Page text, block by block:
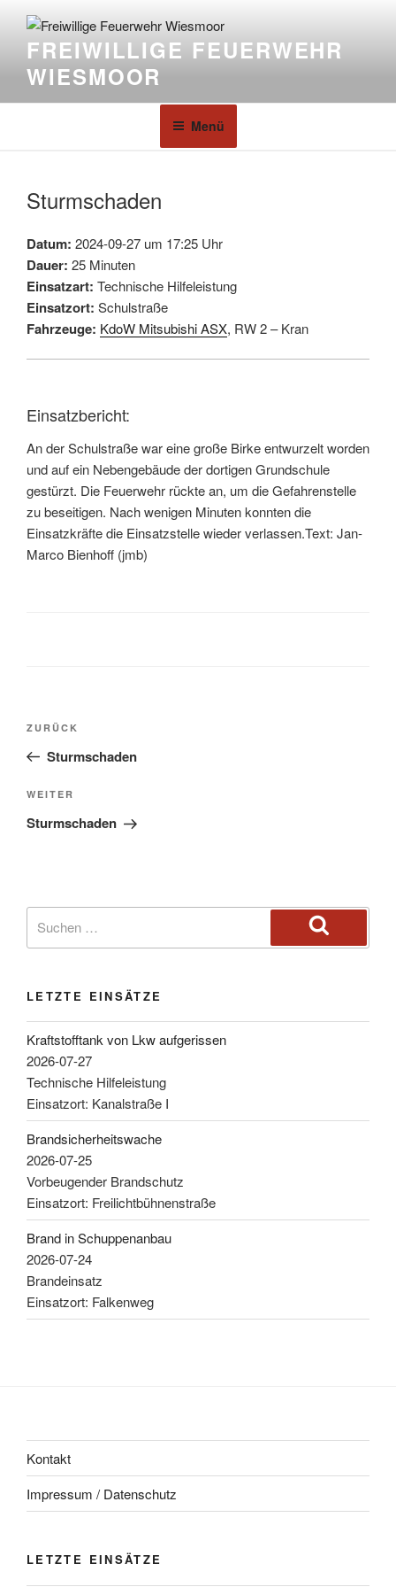
FREIWILLIGE FEUERWEHR
WIESMOOR
Menü
Sturmschaden
Datum: 2024-09-27 um 17:25 Uhr
Dauer: 25 Minuten
Einsatzart: Technische Hilfeleistung
Einsatzort: Schulstraße
Fahrzeuge: KdoW Mitsubishi ASX, RW 2 – Kran
Einsatzbericht:
An der Schulstraße war eine große Birke entwurzelt worden
und auf ein Nebengebäude der dortigen Grundschule
gestürzt. Die Feuerwehr rückte an, um die Gefahrenstelle
zu beseitigen. Nach wenigen Minuten konnten die
Einsatzkräfte die Einsatzstelle wieder verlassen.Text: Jan-
Marco Bienhoff (jmb)
ZURÜCK
Sturmschaden
WEITER
Sturmschaden
LETZTE EINSÄTZE
Kraftstofftank von Lkw aufgerissen
2026-07-27
Technische Hilfeleistung
Einsatzort: Kanalstraße I
Brandsicherheitswache
2026-07-25
Vorbeugender Brandschutz
Einsatzort: Freilichtbühnenstraße
Brand in Schuppenanbau
2026-07-24
Brandeinsatz
Einsatzort: Falkenweg
Kontakt
Impressum / Datenschutz
LETZTE EINSÄTZE